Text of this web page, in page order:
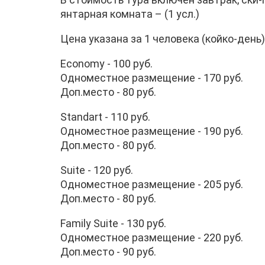
янтарная комната – (1 усл.)
Цена указана за 1 человека (койко-
Economy - 100 руб.
Одноместное размещение - 170 руб.
Доп.место - 80 руб.
Stаndart - 110 руб.
Одноместное размещение - 190 руб.
Доп.место - 80 руб.
Suite - 120 руб.
Одноместное размещение - 205 руб.
Доп.место - 80 руб.
Family Suite - 130 руб.
Одноместное размещение - 220 руб.
Доп.место - 90 руб.